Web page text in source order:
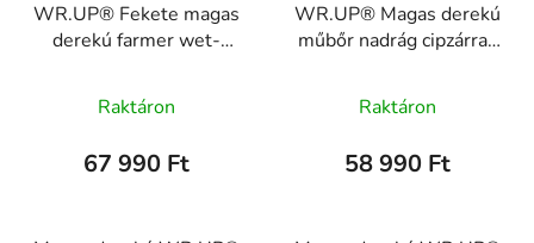
WR.UP® Fekete magas
derekú farmer wet-
WRUP2BHF249
Raktáron
67 990 Ft
WR.UP® Magas derekú
műbőr nadrág cipzárral,
WRUP1HC006PREC
Raktáron
58 990 Ft